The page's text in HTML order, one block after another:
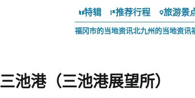
特辑 推荐行程 旅游景
福冈市的当地资讯北九州的当地资讯
三池港（三池港展望所）